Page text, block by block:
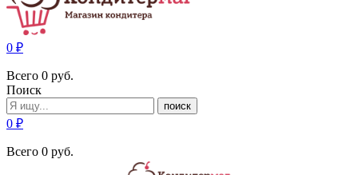
0 ₽
Всего 0 руб.
Поиск
поиск
0 ₽
Всего 0 руб.